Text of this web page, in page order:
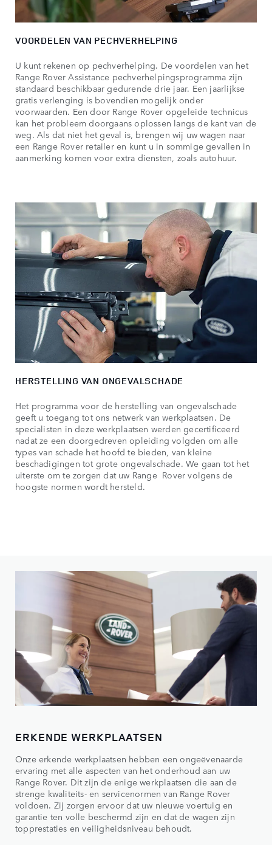
VOORDELEN VAN PECHVERHELPING
U kunt rekenen op pechverhelping. De voordelen van het
Range Rover Assistance pechverhelpingsprogramma zijn
standaard beschikbaar gedurende drie jaar. Een jaarlijkse
gratis verlenging is bovendien mogelijk onder
voorwaarden. Een door Range Rover opgeleide technicus
kan het probleem doorgaans oplossen langs de kant van de
weg. Als dat niet het geval is, brengen wij uw wagen naar
een Range Rover retailer en kunt u in sommige gevallen in
aanmerking komen voor extra diensten, zoals autohuur.
HERSTELLING VAN ONGEVALSCHADE
Het programma voor de herstelling van ongevalschade
geeft u toegang tot ons netwerk van werkplaatsen. De
specialisten in deze werkplaatsen werden gecertificeerd
nadat ze een doorgedreven opleiding volgden om alle
types van schade het hoofd te bieden, van kleine
beschadigingen tot grote ongevalschade. We gaan tot het
uiterste om te zorgen dat uw Range Rover volgens de
hoogste normen wordt hersteld.
ERKENDE WERKPLAATSEN
Onze erkende werkplaatsen hebben een ongeëvenaarde
ervaring met alle aspecten van het onderhoud aan uw
Range Rover. Dit zijn de enige werkplaatsen die aan de
strenge kwaliteits- en servicenormen van Range Rover
voldoen. Zij zorgen ervoor dat uw nieuwe voertuig en
garantie ten volle beschermd zijn en dat de wagen zijn
topprestaties en veiligheidsniveau behoudt.